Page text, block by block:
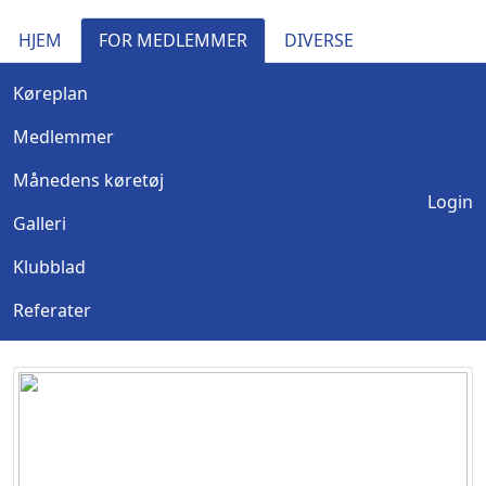
HJEM FOR MEDLEMMER DIVERSE
Køreplan
Medlemmer
Månedens køretøj
Galleri
Klubblad
Referater
Login